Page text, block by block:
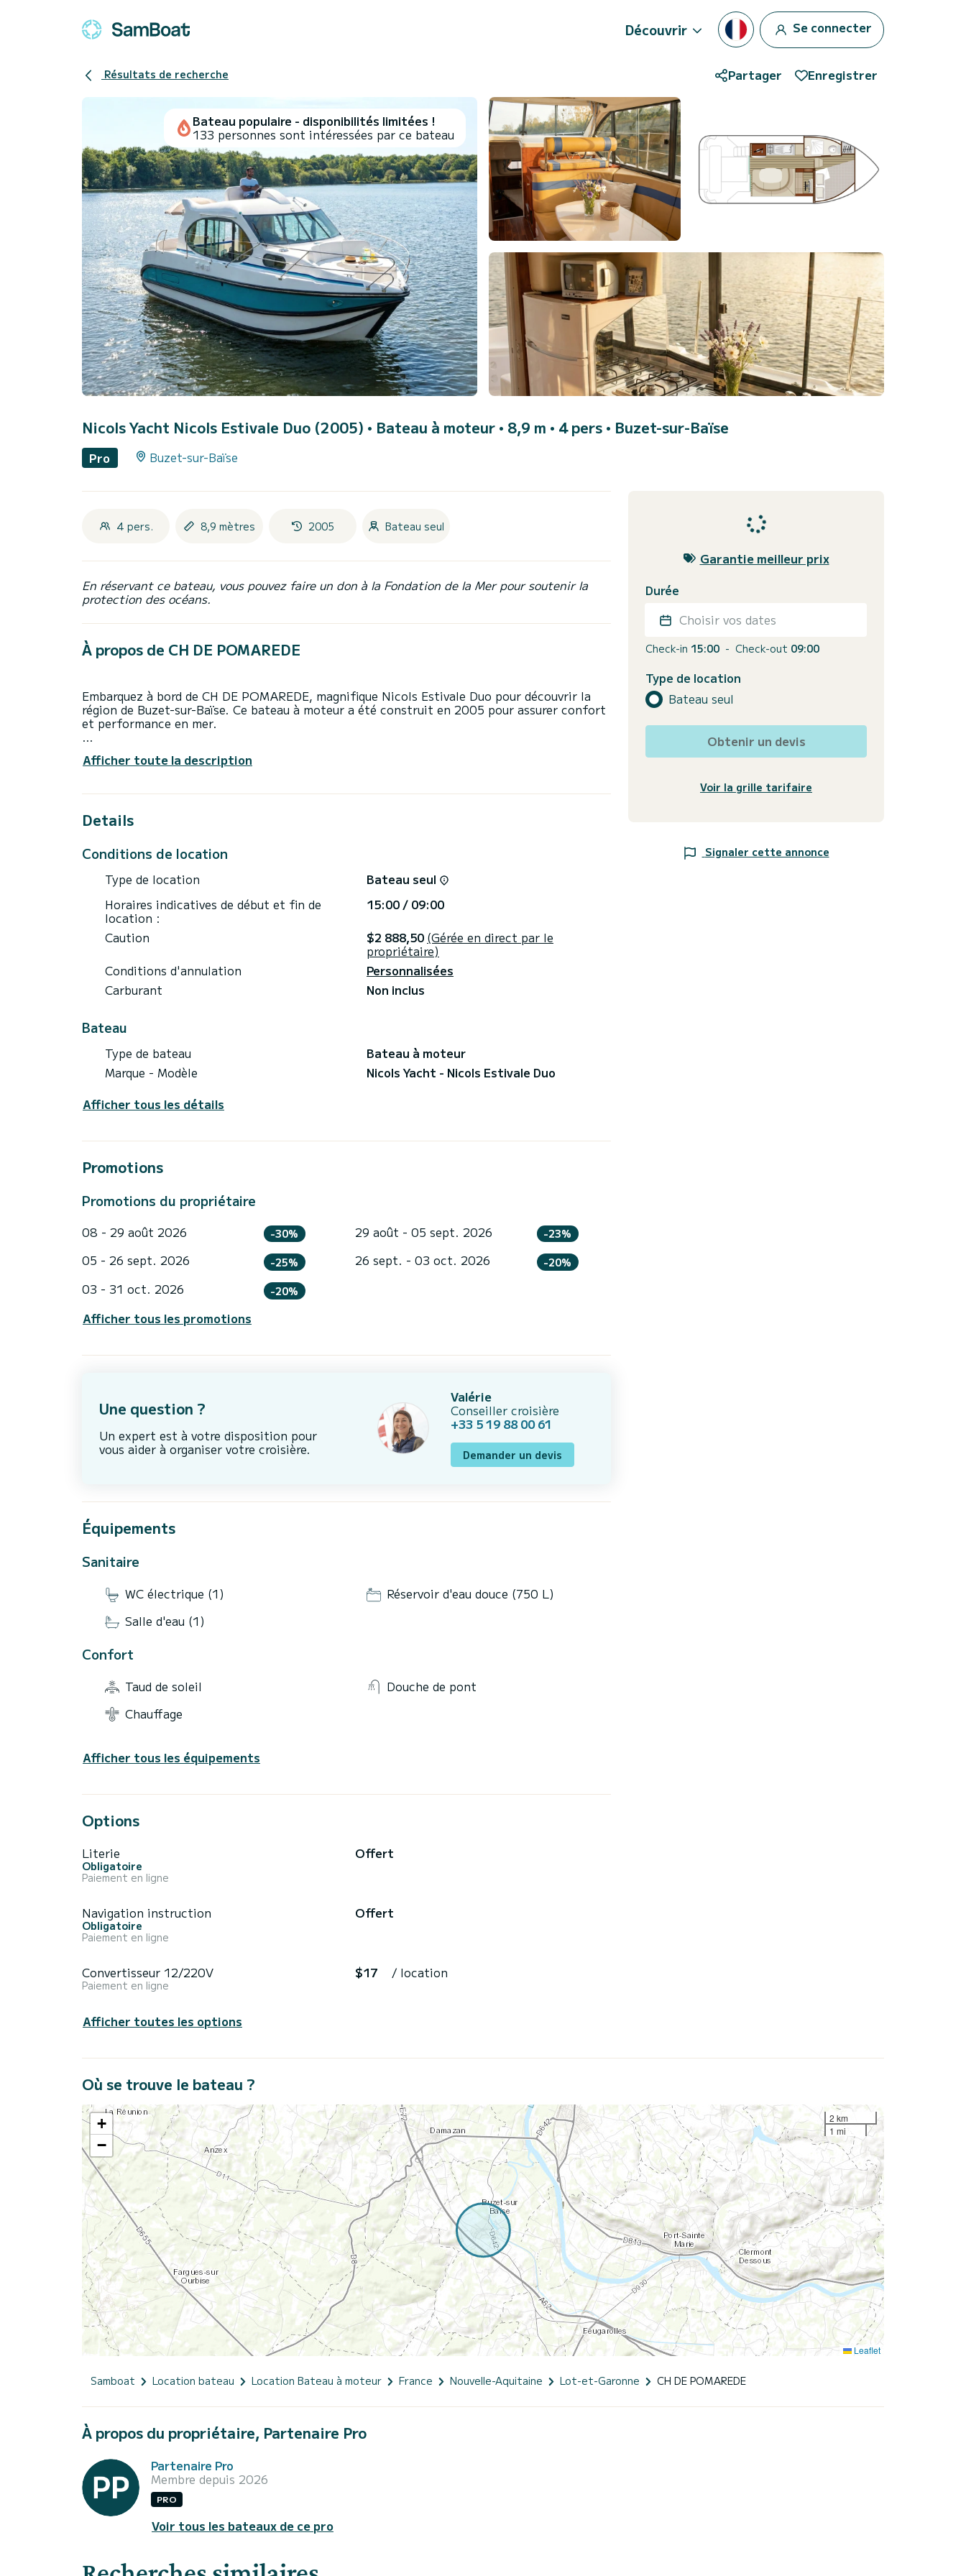
Découvrir Se connecter
Résultats de recherche Partager Enregistrer
Bateau populaire - disponibilités limitées !
133 personnes sont intéressées par ce bateau
Nicols Yacht Nicols Estivale Duo (2005) • Bateau à moteur • 8,9 m • 4 pers • Buzet-sur-Baïse
Pro Buzet-sur-Baïse
4 pers. 8,9 mètres 2005 Bateau seul
En réservant ce bateau, vous pouvez faire un don à la Fondation de la Mer pour soutenir la
protection des océans.
À propos de CH DE POMAREDE
Embarquez à bord de CH DE POMAREDE, magnifique Nicols Estivale Duo pour découvrir la
région de Buzet-sur-Baïse. Ce bateau à moteur a été construit en 2005 pour assurer confort
et performance en mer.
Avec une longueur totale de 9 mètres, il sera votre meilleur allié pour passer des vacances
Nous vous invitions à faire une demande de devis directement via la plateforme, nous
Afficher toute la description
Details
Conditions de location
Type de location
Bateau seul
Horaires indicatives de début et fin de
location :
15:00 / 09:00
Caution
$2 888,50 (Gérée en direct par le
propriétaire)
Conditions d'annulation
Personnalisées
Carburant
Non inclus
Bateau
Type de bateau
Bateau à moteur
Marque - Modèle
Nicols Yacht - Nicols Estivale Duo
Afficher tous les détails
Promotions
Promotions du propriétaire
08 - 29 août 2026 -30% 29 août - 05 sept. 2026 -23%
05 - 26 sept. 2026 -25% 26 sept. - 03 oct. 2026 -20%
03 - 31 oct. 2026 -20%
Afficher tous les promotions
Une question ?
Un expert est à votre disposition pour
vous aider à organiser votre croisière.
Valérie
Conseiller croisière
+33 5 19 88 00 61
Demander un devis
Équipements
Sanitaire
WC électrique (1)
Réservoir d'eau douce (750 L)
Salle d'eau (1)
Confort
Taud de soleil
Douche de pont
Chauffage
Afficher tous les équipements
Options
Literie
Obligatoire
Paiement en ligne
Offert
Navigation instruction
Obligatoire
Paiement en ligne
Offert
Convertisseur 12/220V
Paiement en ligne
$17 / location
Afficher toutes les options
Garantie meilleur prix
Durée
Choisir vos dates
Check-in 15:00 - Check-out 09:00
Type de location
Bateau seul
Obtenir un devis
Voir la grille tarifaire
Signaler cette annonce
Où se trouve le bateau ?
+
−
2 km
1 mi
Leaflet
Samboat Location bateau Location Bateau à moteur France Nouvelle-Aquitaine Lot-et-Garonne CH DE POMAREDE
À propos du propriétaire, Partenaire Pro
Partenaire Pro
Membre depuis 2026
PRO
Voir tous les bateaux de ce pro